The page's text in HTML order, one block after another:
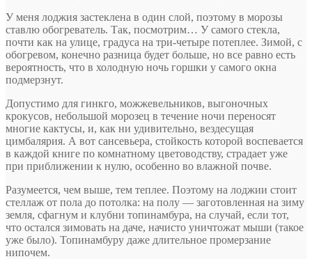
У меня лоджия застеклена в один слой, поэтому в морозы
ставлю обогреватель. Так, посмотрим… У самого стекла,
почти как на улице, градуса на три-четыре потеплее. Зимой, с
обогревом, конечно разница будет больше, но все равно есть
вероятность, что в холодную ночь горшки у самого окна
подмерзнут.
Допустимо для гинкго, можжевельников, выгоночных
крокусов, небольшой морозец в течение ночи переносят
многие кактусы, и, как ни удивительно, вездесущая
цимбалярия. А вот сансевьера, стойкость которой воспевается
в каждой книге по комнатному цветоводству, страдает уже
при приближении к нулю, особенно во влажной почве.
Разумеется, чем выше, тем теплее. Поэтому на лоджии стоит
стеллаж от пола до потолка: на полу — заготовленная на зиму
земля, сфагнум и клубни топинамбура, на случай, если тот,
что остался зимовать на даче, начисто уничтожат мыши (такое
уже было). Топинамбуру даже длительное промерзание
нипочем.